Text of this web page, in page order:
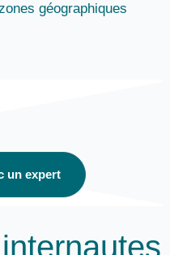
géographiques
un expert